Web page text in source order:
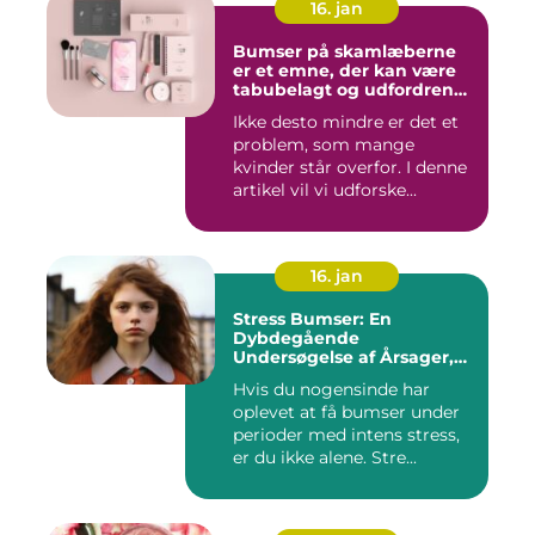
16. jan
Bumser på skamlæberne
er et emne, der kan være
tabubelagt og udfordrende
Ikke desto mindre er det et
problem, som mange
kvinder står overfor. I denne
artikel vil vi udforske...
16. jan
Stress Bumser: En
Dybdegående
Undersøgelse af Årsager,
Hvis du nogensinde har
oplevet at få bumser under
perioder med intens stress,
er du ikke alene. Stre...